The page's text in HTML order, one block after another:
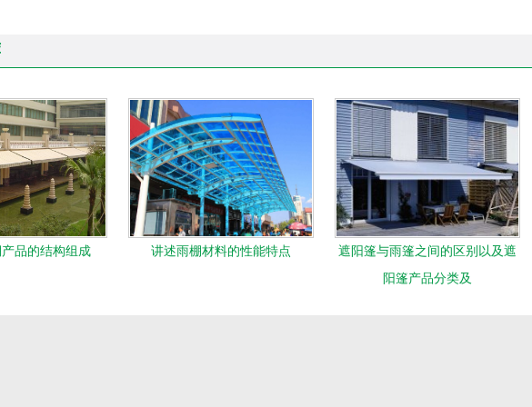
品的结构组成 讲述雨棚材料的性能特点
遮阳篷与雨篷之间的区别以及遮
阳篷产品分类及